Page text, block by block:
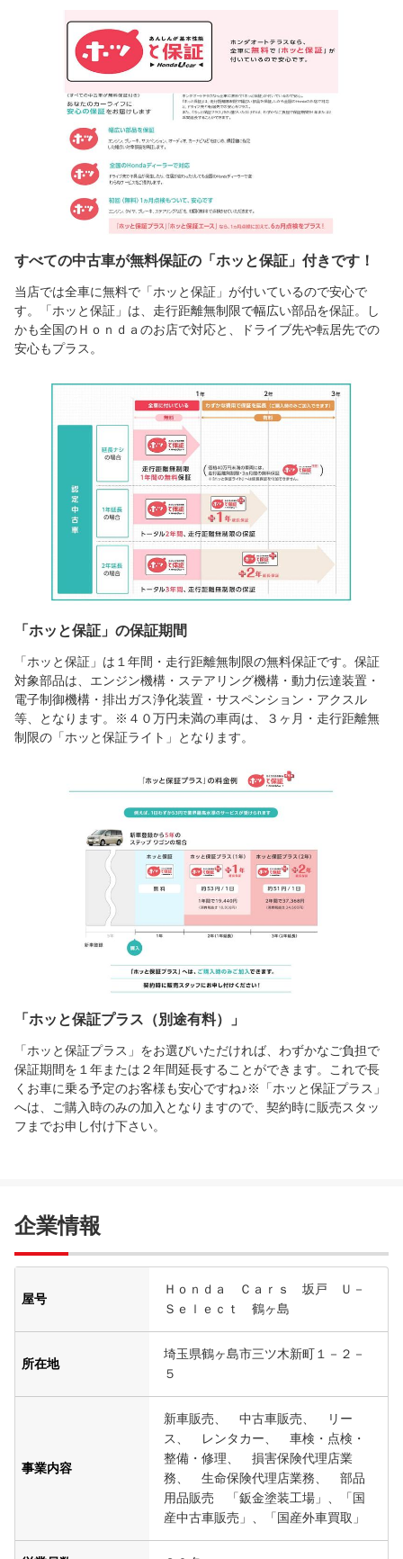
すべての中古車が無料保証の「ホッと保証」付きです！
当店では全車に無料で「ホッと保証」が付いているので安心で
す。「ホッと保証」は、走行距離無制限で幅広い部品を保証。し
かも全国のＨｏｎｄａのお店で対応と、ドライブ先や転居先での
安心もプラス。
「ホッと保証」の保証期間
「ホッと保証」は１年間・走行距離無制限の無料保証です。保証
対象部品は、エンジン機構・ステアリング機構・動力伝達装置・
電子制御機構・排出ガス浄化装置・サスペンション・アクスル
等、となります。※４０万円未満の車両は、３ヶ月・走行距離無
制限の「ホッと保証ライト」となります。
「ホッと保証プラス（別途有料）」
「ホッと保証プラス」をお選びいただければ、わずかなご負担で
保証期間を１年または２年間延長することができます。これで長
くお車に乗る予定のお客様も安心ですね♪※「ホッと保証プラス」
へは、ご購入時のみの加入となりますので、契約時に販売スタッ
フまでお申し付け下さい。
企業情報
屋号
Ｈｏｎｄａ Ｃａｒｓ 坂戸 Ｕ－
Ｓｅｌｅｃｔ 鶴ヶ島
所在地
埼玉県鶴ヶ島市三ツ木新町１－２－
５
事業内容
新車販売、 中古車販売、 リー
ス、 レンタカー、 車検・点検・
整備・修理、 損害保険代理店業
務、 生命保険代理店業務、 部品
用品販売 「鈑金塗装工場」、「国
産中古車販売」、「国産外車買取」